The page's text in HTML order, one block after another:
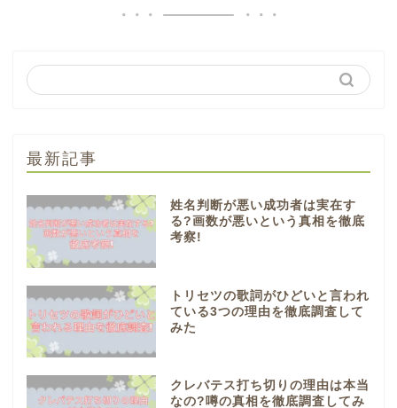
最新記事
姓名判断が悪い成功者は実在す
る?画数が悪いという真相を徹底
考察!
トリセツの歌詞がひどいと言われ
ている3つの理由を徹底調査して
みた
クレバテス打ち切りの理由は本当
なの?噂の真相を徹底調査してみ